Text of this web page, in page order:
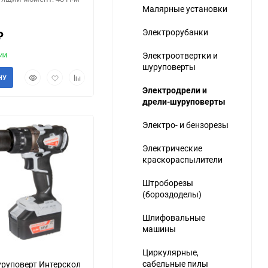
БыстрыйДобавитьДобавить
Интерскол
Малярные установки
Электрорубанки
Электроотвертки и
шуруповерты
Электродрели и
дрели-шуруповерты
Электро- и бензорезы
Электрические
краскораспылители
Штроборезы
(бороздоделы)
Шлифовальные
машины
Циркулярные,
сабельные пилы